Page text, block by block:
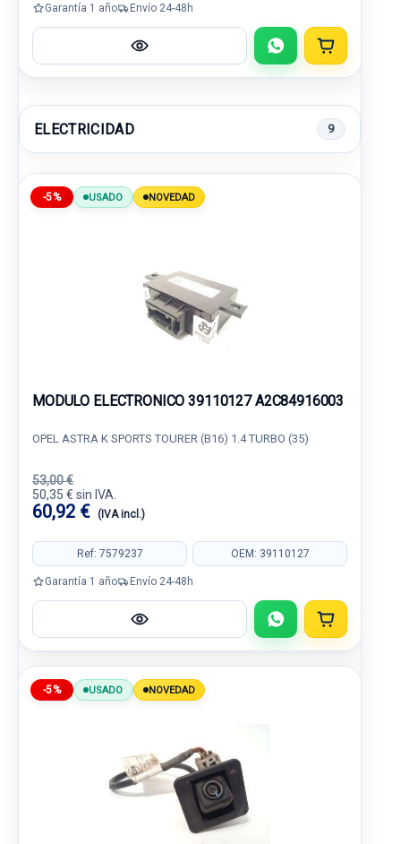
Garantía 1 año Envío 24-48h
ELECTRICIDAD 9
-5% USADO NOVEDAD
MODULO ELECTRONICO 39110127 A2C84916003
OPEL ASTRA K SPORTS TOURER (B16) 1.4 TURBO (35)
53,00 €
50,35 € sin IVA.
60,92 € (IVA incl.)
Ref: 7579237 OEM: 39110127
Garantía 1 año Envío 24-48h
-5% USADO NOVEDAD